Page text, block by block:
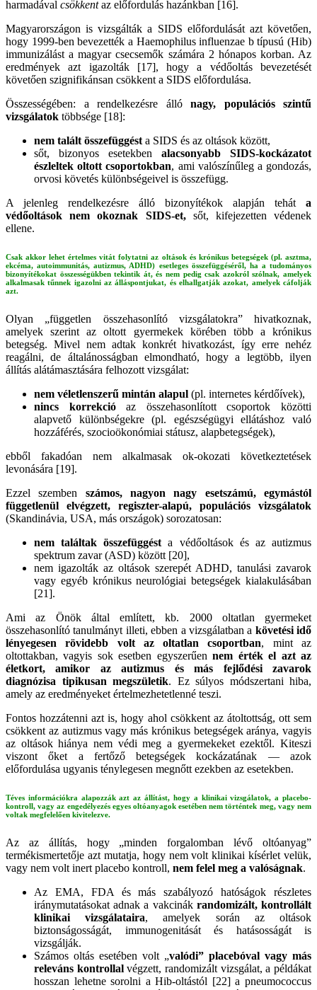
harmadával csökkentaz előfordulás hazánkban [16].
Magyarországon is vizsgálták a SIDS előfordulását azt követően,
hogy 1999-ben bevezették a Haemophilus influenzae b típusú (Hib)
immunizálást a magyar csecsemők számára 2 hónapos korban. Az
eredmények azt igazolták [17], hogy a védőoltás bevezetését
követően szignifikánsan csökkent a SIDS előfordulása.
Összességében: a rendelkezésre álló nagy, populációs szintű
vizsgálatok többsége [18]:
nem talált összefüggést a SIDS és az oltások között,
sőt, bizonyos esetekben alacsonyabb SIDS-kockázatot
észleltek oltott csoportokban, ami valószínűleg a gondozás,
orvosi követés különbségeivel is összefügg.
A jelenleg rendelkezésre álló bizonyítékok alapján tehát a
védőoltások nem okoznak SIDS-et, sőt, kifejezetten védenek
ellene.
Csak akkor lehet értelmes vitát folytatni az oltások és krónikus betegségek (pl. asztma,
ekcéma, autoimmunitás, autizmus, ADHD) esetleges összefüggéséről, ha a tudományos
bizonyítékokat összességükben tekintik át, és nem pedig csak azokról szólnak, amelyek
alkalmasak tűnnek igazolni az álláspontjukat, és elhallgatják azokat, amelyek cáfolják
azt.
Olyan „független összehasonlító vizsgálatokra” hivatkoznak,
amelyek szerint az oltott gyermekek körében több a krónikus
betegség. Mivel nem adtak konkrét hivatkozást, így erre nehéz
reagálni, de általánosságban elmondható, hogy a legtöbb, ilyen
állítás alátámasztására felhozott vizsgálat:
nem véletlenszerű mintán alapul (pl. internetes kérdőívek),
nincs korrekcióaz összehasonlított csoportok közötti
alapvető különbségekre (pl. egészségügyi ellátáshoz való
hozzáférés, szocioökonómiai státusz, alapbetegségek),
ebből fakadóan nem alkalmasak ok-okozati következtetések
levonására [19].
Ezzel szemben számos, nagyon nagy esetszámú, egymástól
függetlenül elvégzett, regiszter-alapú, populációs vizsgálatok
(Skandinávia, USA, más országok) sorozatosan:
nem találtak összefüggésta védőoltások és az autizmus
spektrum zavar (ASD) között [20],
nem igazolták az oltások szerepét ADHD, tanulási zavarok
vagy egyéb krónikus neurológiai betegségek kialakulásában
[21].
Ami az Önök által említett, kb. 2000 oltatlan gyermeket
összehasonlító tanulmányt illeti, ebben a vizsgálatban a követési idő
lényegesen rövidebb volt az oltatlan csoportban, mint az
oltottakban, vagyis sok esetben egyszerűennem érték el azt az
életkort, amikor az autizmus és más fejlődési zavarok
diagnózisa tipikusan megszületik. Ez súlyos módszertani hiba,
amely az eredményeket értelmezhetetlenné teszi.
Fontos hozzátenni azt is, hogy ahol csökkent az átoltottság, ott sem
csökkent az autizmus vagy más krónikus betegségek aránya, vagyis
az oltások hiánya nem védi meg a gyermekeket ezektől. Kiteszi
viszont őket a fertőző betegségek kockázatának — azok
előfordulása ugyanis ténylegesen megnőtt ezekben az esetekben.
Téves információkra alapozzák azt az állítást, hogy a klinikai vizsgálatok, a placebo-
kontroll, vagy az engedélyezés egyes oltóanyagok esetében nem történtek meg, vagy nem
voltak megfelelően kivitelezve.
Az az állítás, hogy „minden forgalomban lévő oltóanyag”
termékismertetője azt mutatja, hogy nem volt klinikai kísérlet velük,
vagy nem volt inert placebo kontroll, nem felel meg a valóságnak.
Az EMA, FDA és más szabályozó hatóságok részletes
iránymutatásokat adnak a vakcinák randomizált, kontrollált
klinikai vizsgálataira, amelyek során az oltások
biztonságosságát, immunogenitását és hatásosságát is
vizsgálják.
Számos oltás esetében volt „valódi” placebóval vagy más
releváns kontrollalvégzett, randomizált vizsgálat, a példákat
hosszan lehetne sorolni a Hib-oltástól [22] a pneumococcus